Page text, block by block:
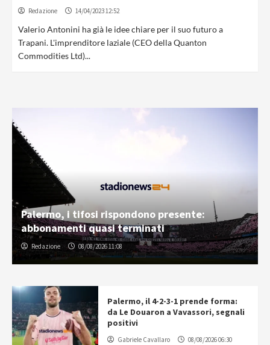
Redazione 14/04/2023 12:52
Valerio Antonini ha già le idee chiare per il suo futuro a
Trapani. L'imprenditore laziale (CEO della Quanton
Commodities Ltd)...
Palermo, i tifosi rispondono presente:
abbonamenti quasi terminati
Redazione 08/08/2026 11:08
Palermo, il 4-2-3-1 prende forma:
da Le Douaron a Vavassori, segnali
positivi
Gabriele Cavallaro 08/08/2026 06:30